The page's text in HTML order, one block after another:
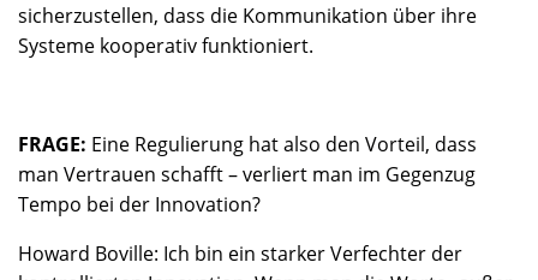
sicherzustellen, dass die Kommunikation über ihre
Systeme kooperativ funktioniert.
FRAGE: Eine Regulierung hat also den Vorteil, dass
man Vertrauen schafft – verliert man im Gegenzug
Tempo bei der Innovation?
Howard Boville: Ich bin ein starker Verfechter der